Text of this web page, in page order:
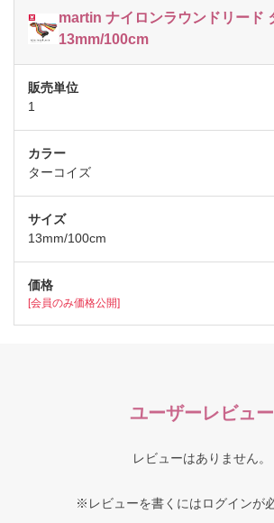
martin ナイロンラウンドリード
13mm/100cm
1
ターコイズ
13mm/100cm
[会員のみ価格公開]
ユーザーレビュー
レビューはありません。
※レビューを書くにはログインが